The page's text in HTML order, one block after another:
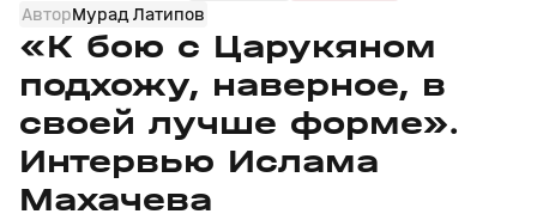
АвторМурад Латипов
«К бою с Царукяном
подхожу, наверное, в
своей лучше форме».
Интервью Ислама
Махачева